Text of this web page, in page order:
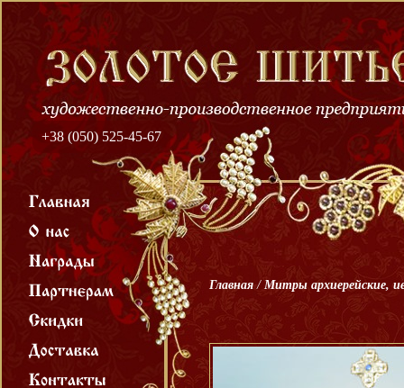
+38 (050) 525-45-67
Главная / Митры архиерейские,